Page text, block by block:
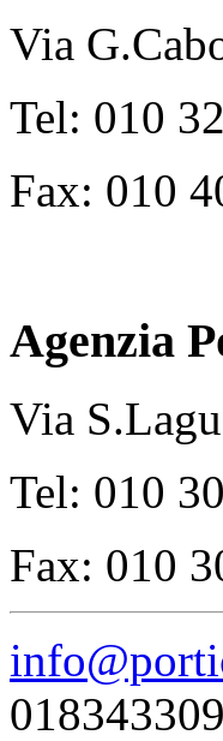
Via
Tel: 010
Fax: 010
Agenzia
Via
Tel: 010
Fax: 010